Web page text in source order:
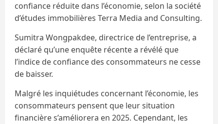
confiance réduite dans l’économie, selon la société
d’études immobilières Terra Media and Consulting.
Sumitra Wongpakdee, directrice de l’entreprise, a
déclaré qu’une enquête récente a révélé que
l’indice de confiance des consommateurs ne cesse
de baisser.
Malgré les inquiétudes concernant l’économie, les
consommateurs pensent que leur situation
financière s’améliorera en 2025. Cependant, les